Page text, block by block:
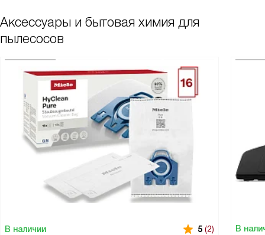
Аксессуары и бытовая химия для
пылесосов
В наличии 5 (2) В